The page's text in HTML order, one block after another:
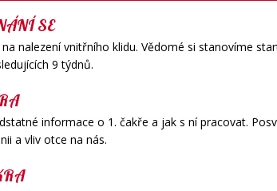
SE
nalezení vnitřního klidu. Vědomé si stanovíme
9 týdnů.
informace o 1. čakře a jak s ní pracovat.
a vliv otce na nás.